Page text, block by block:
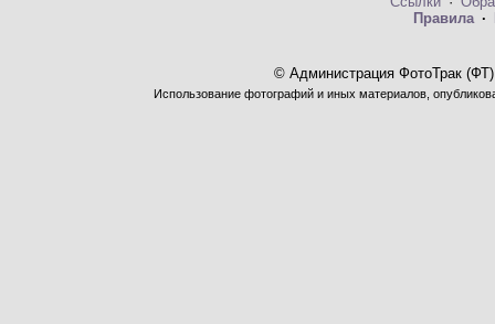
Правила·
© Администрация ФотоТрак
Использование фотографий и иных материалов,